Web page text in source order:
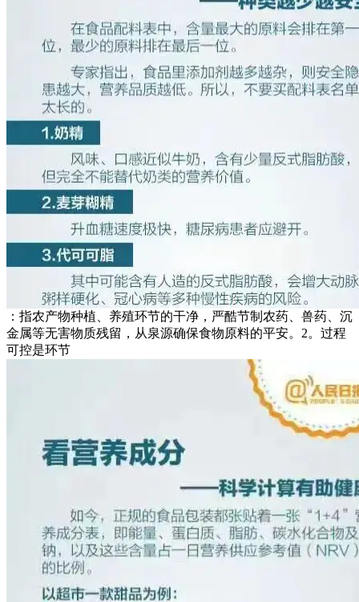
：指农产物种植、养殖环节的干净，严酷节制农药、兽药、沉
金属等无害物质残留，从泉源确保食物原料的平安。2。过程
可控是环节